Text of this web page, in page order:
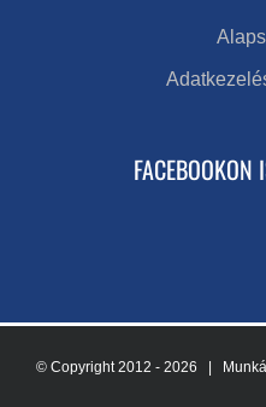
FACEBOOKON
© Copyright 2012 - 2026 |